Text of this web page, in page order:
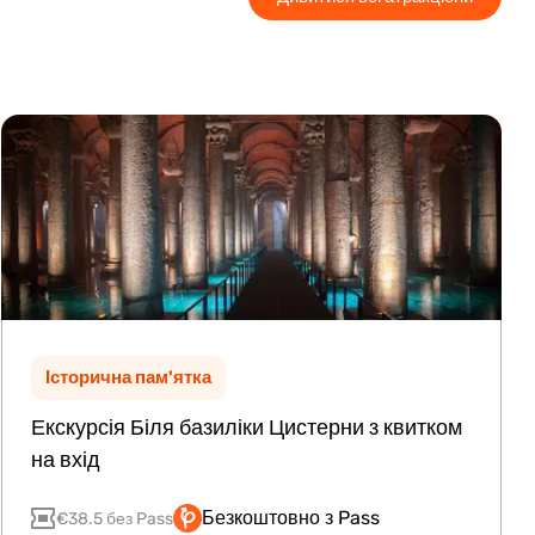
Історична пам'ятка
Екскурсія Біля базиліки Цистерни з квитком
на вхід
€38.5 без Pass Безкоштовно з Pass